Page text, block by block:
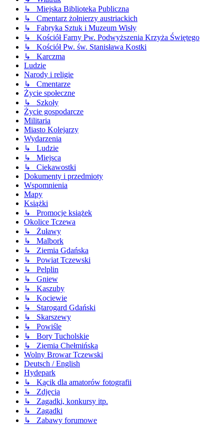
↳ Miejska Biblioteka Publiczna
↳ Cmentarz żołnierzy austriackich
↳ Fabryka Sztuk i Muzeum Wisły
↳ Kościół Farny Pw. Podwyższenia Krzyża Świętego
↳ Kościół Pw. św. Stanisława Kostki
↳ Karczma
Ludzie
Narody i religie
↳ Cmentarze
Życie społeczne
↳ Szkoły
Życie gospodarcze
Militaria
Miasto Kolejarzy
Wydarzenia
↳ Ludzie
↳ Miejsca
↳ Ciekawostki
Dokumenty i przedmioty
Wspomnienia
Mapy
Książki
↳ Promocje książek
Okolice Tczewa
↳ Żuławy
↳ Malbork
↳ Ziemia Gdańska
↳ Powiat Tczewski
↳ Pelplin
↳ Gniew
↳ Kaszuby
↳ Kociewie
↳ Starogard Gdański
↳ Skarszewy
↳ Powiśle
↳ Bory Tucholskie
↳ Ziemia Chełmińska
Wolny Browar Tczewski
Deutsch / English
Hydepark
↳ Kącik dla amatorów fotografii
↳ Zdjęcia
↳ Zagadki, konkursy itp.
↳ Zagadki
↳ Zabawy forumowe